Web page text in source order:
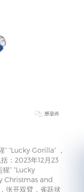
“Lucky Gorilla” ，
：2023年12月23
” “Lucky
Christmas and
张开双臂，雀跃状